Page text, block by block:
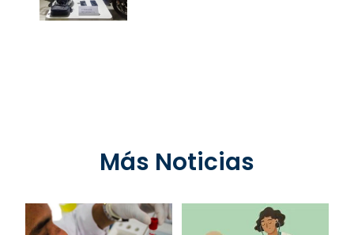
Más Noticias